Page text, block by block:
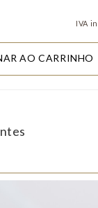
IVA
AO CARRINHO